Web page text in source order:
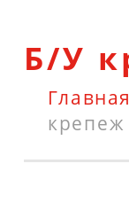
Б/У
Главная
крепеж